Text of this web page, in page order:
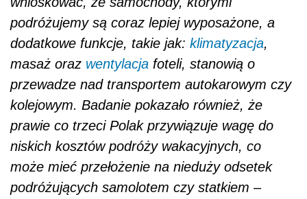
podróżujemy są coraz lepiej wyposażone, a
dodatkowe funkcje, takie jak: klimatyzacja,
masaż oraz wentylacja foteli, stanowią o
przewadze nad transportem autokarowym czy
kolejowym. Badanie pokazało również, że
prawie co trzeci Polak przywiązuje wagę do
niskich kosztów podróży wakacyjnych, co
może mieć przełożenie na nieduży odsetek
podróżujących samolotem czy statkiem –